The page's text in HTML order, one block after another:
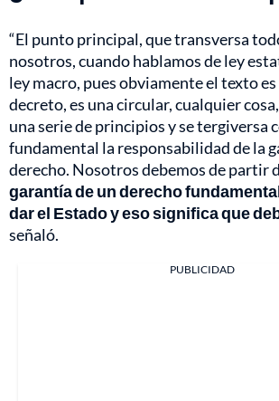
“El punto principal, que transversa
nosotros, cuando hablamos de ley
ley macro, pues obviamente el texto
decreto, es una circular, cualquier
una serie de principios y se tergiversa
fundamental la responsabilidad de la
derecho. Nosotros debemos de partir
garantía de un derecho
dar el Estado y eso significa que
señaló.
PUBLICIDAD